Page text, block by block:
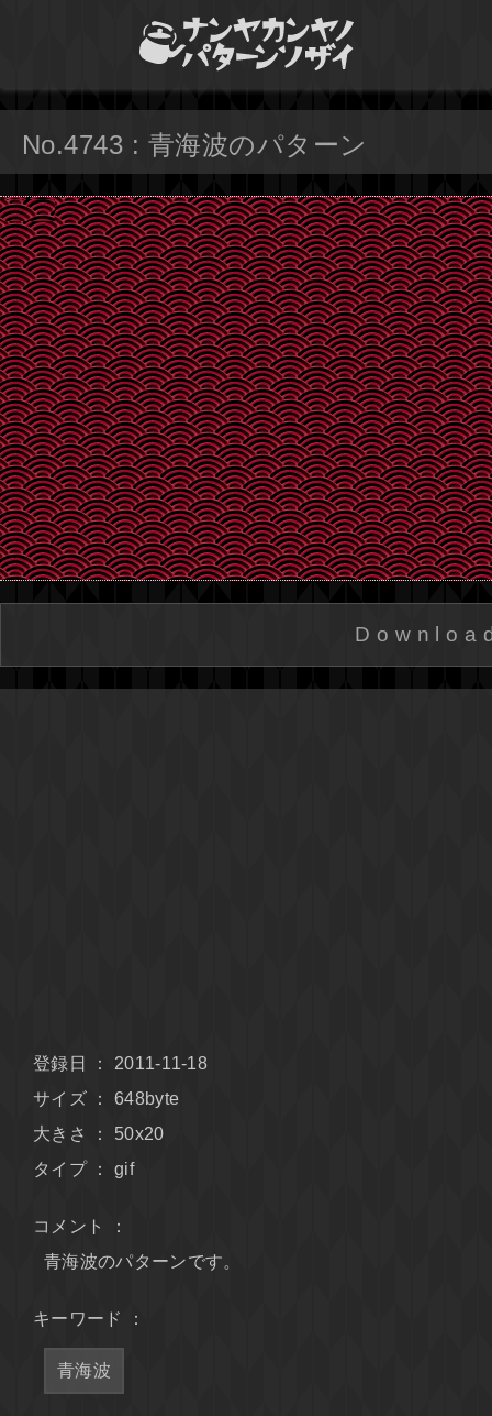
No.4743 : 青海波のパターン
登録日 ： 2011-11-18
サイズ ： 648byte
大きさ ： 50x20
タイプ ： gif
コメント ：
青海波のパターンです。
キーワード ：
青海波